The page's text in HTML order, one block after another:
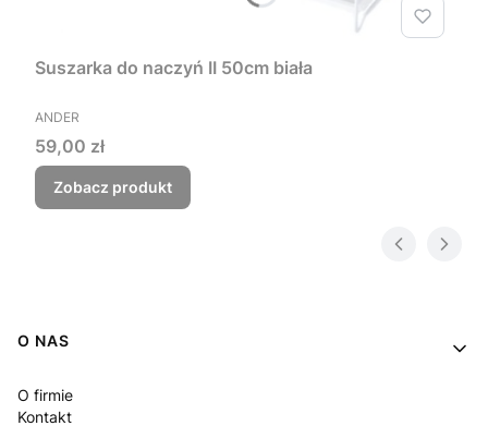
Suszarka do naczyń II 50cm biała
PRODUCENT
ANDER
Cena
59,00 zł
Zobacz produkt
Linki w stopce
O NAS
O firmie
Kontakt